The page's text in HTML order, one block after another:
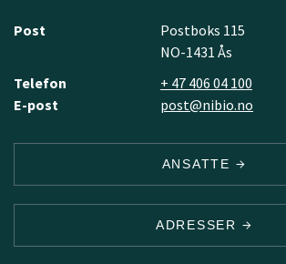
Post
Postboks 115
NO-1431 Ås
Telefon
+ 47 406 04 100
E-post
post@nibio.no
ANSATTE
ADRESSER